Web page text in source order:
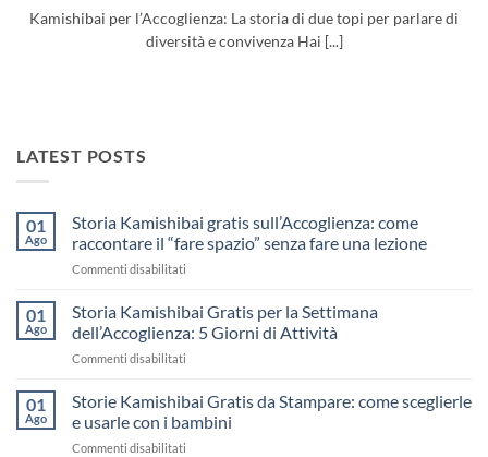
Kamishibai per l’Accoglienza: La storia di due topi per parlare di
diversità e convivenza Hai [...]
LATEST POSTS
01
Ago
Storia Kamishibai gratis sull’Accoglienza: come
raccontare il “fare spazio” senza fare una lezione
Commenti disabilitati
Kamishibai
sull’Accoglienza:
il
“fare
01
Ago
Storia Kamishibai Gratis per la Settimana
dell’Accoglienza: 5 Giorni di Attività
Commenti disabilitati
Kamishibai
per
01
Ago
Storie Kamishibai Gratis da Stampare: come sceglierle
e usarle con i bambini
Commenti disabilitati